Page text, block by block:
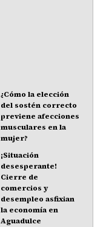
¿Cómo la elección
del sostén correcto
previene afecciones
musculares en la
mujer?
¡Situación
desesperante!
Cierre de
comercios y
desempleo asfixian
la economía en
Aguadulce